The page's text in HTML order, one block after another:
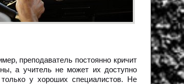
преподаватель постоянно кричит
а учитель не может их доступно
только у хороших специалистов. Не